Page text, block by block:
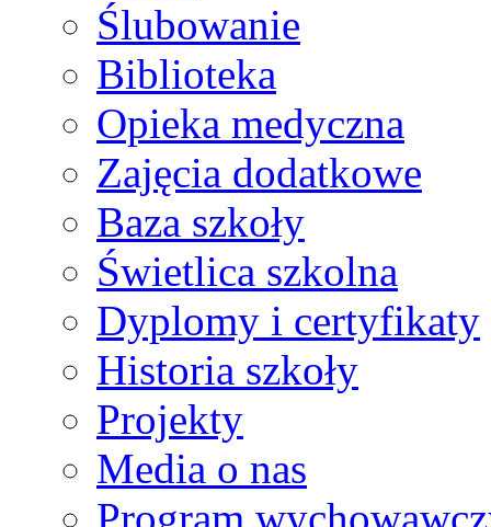
Ślubowanie
Biblioteka
Opieka medyczna
Zajęcia dodatkowe
Baza szkoły
Świetlica szkolna
Dyplomy i certyfikaty
Historia szkoły
Projekty
Media o nas